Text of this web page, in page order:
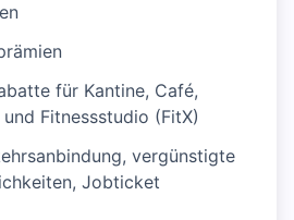
für Kantine, Café,
Fitnessstudio (FitX)
vergünstigte
Jobticket